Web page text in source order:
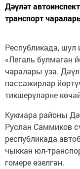
Дәүләт
транспорт
Республикада,
«Легаль булмаган
чаралары уза.
пассажирлар
тикшерүләрне
Кукмара районы
Руслан Саммиков
республикада
чыккан юл-
гомере өзелгән.